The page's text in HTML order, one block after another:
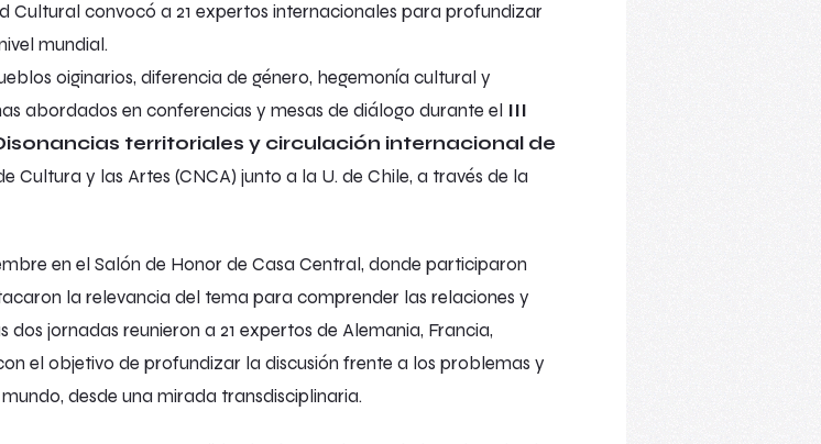
Cultural convocó a 21 expertos internacionales para profundizar
mundial.
oiginarios, diferencia de género, hegemonía cultural y
abordados en conferencias y mesas de diálogo durante el III
territoriales y circulación internacional de
Cultura y las Artes (CNCA) junto a la U. de Chile, a través de la
en el Salón de Honor de Casa Central, donde participaron
la relevancia del tema para comprender las relaciones y
jornadas reunieron a 21 expertos de Alemania, Francia,
el objetivo de profundizar la discusión frente a los problemas y
desde una mirada transdisciplinaria.